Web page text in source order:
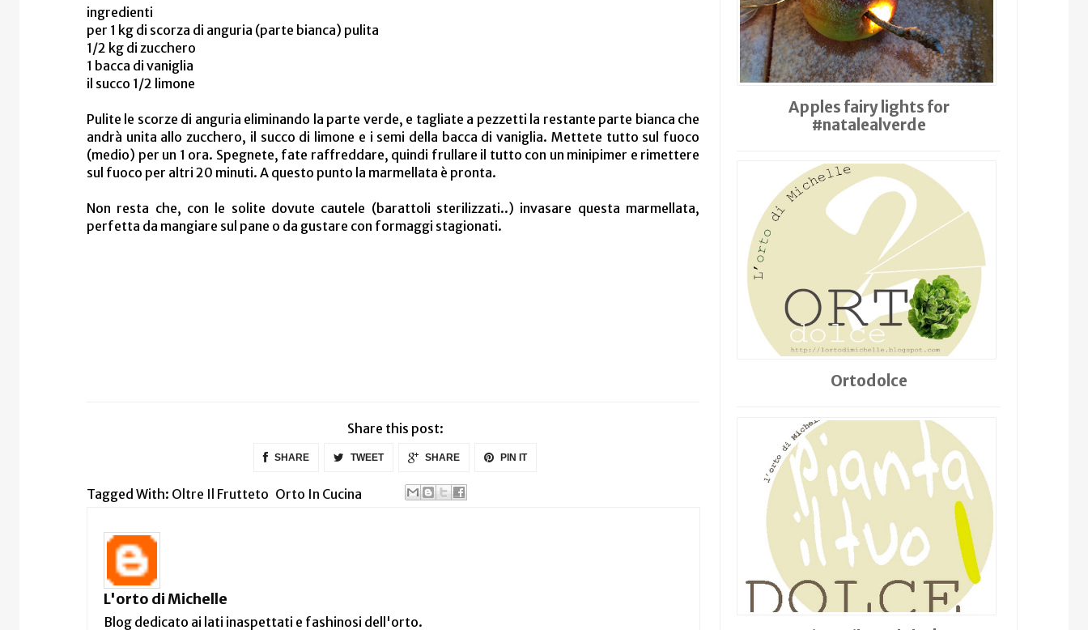
ingredienti
per 1 kg di scorza di anguria (parte bianca) pulita
1/2 kg di zucchero
1 bacca di vaniglia
il succo 1/2 limone
Pulite le scorze di anguria eliminando la parte verde, e tagliate a pezzetti la restante parte bianca che
andrà unita allo zucchero, il succo di limone e i semi della bacca di vaniglia. Mettete tutto sul fuoco
(medio) per un 1 ora. Spegnete, fate raffreddare, quindi frullare il tutto con un minipimer e rimettere
sul fuoco per altri 20 minuti. A questo punto la marmellata è pronta.
Non resta che, con le solite dovute cautele (barattoli sterilizzati..) invasare questa marmellata,
perfetta da mangiare sul pane o da gustare con formaggi stagionati.
Share this post:
SHARE TWEET SHARE PIN IT
Tagged With: Oltre Il Frutteto Orto In Cucina
L'orto di Michelle
Blog dedicato ai lati inaspettati e fashinosi dell'orto.
Apples fairy lights for
#natalealverde
Ortodolce